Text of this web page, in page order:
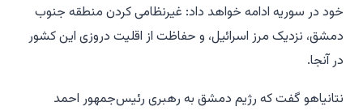
خود در سوریه ادامه خواهد داد: غیرنظامی کردن منطقه جنوب
دمشق، نزدیک مرز اسرائیل، و حفاظت از اقلیت دروزی این کشور
در آنجا.
نتانیاهو گفت که رژیم دمشق به رهبری رئیس‌جمهور احمد